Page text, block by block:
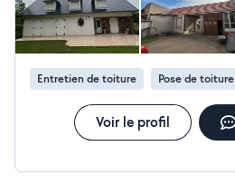
Entretien de toiture Pose de toiture
Voir le profil